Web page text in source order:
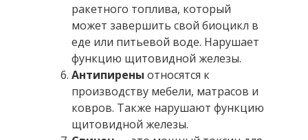
ракетного топлива, который
может завершить свой биоцикл в
еде или питьевой воде. Нарушает
функцию щитовидной железы.
Антипирены относятся к
производству мебели, матрасов и
ковров. Также нарушают функцию
щитовидной железы.